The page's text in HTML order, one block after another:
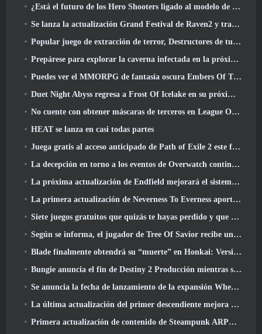
¿Está el futuro de los Hero Shooters ligado al modelo de servicio en vivo F2P??
Se lanza la actualización Grand Festival de Raven2 y trae consigo la nueva clase Warlord
Popular juego de extracción de terror, Destructores de tumbas, Lanzamientos en Occidente
Prepárese para explorar la caverna infectada en la próxima actualización de Eterspire
Puedes ver el MMORPG de fantasía oscura Embers Of The Uncrown de Nexon durante el Steam Next Fest
Duet Night Abyss regresa a Frost Of Icelake en su próxima actualización Steampunk
No cuente con obtener máscaras de terceros en League Of Legends
HEAT se lanza en casi todas partes
Juega gratis al acceso anticipado de Path of Exile 2 este fin de semana
La decepción en torno a los eventos de Overwatch continúa 10 Año Aniversario
La próxima actualización de Endfield mejorará el sistema de fábrica
La primera actualización de Neverness To Everness aporta mucho a la mesa
Siete juegos gratuitos que quizás te hayas perdido y que forman parte del Steam Ocean Fest
Según se informa, el jugador de Tree Of Savior recibe un premio especial por gastar 100.000 dólares en el juego
Blade finalmente obtendrá su “muerte” en Honkai: Versión de riel en estrella 4.3
Bungie anuncia el fin de Destiny 2 Producción mientras se preparan para trabajar en nuevos proyectos
Se anuncia la fecha de lanzamiento de la expansión Where Winds Meet “Imperial Palace”
La última actualización del primer descendiente mejora el ciclo agrícola y actualiza el modo Embestida
Primera actualización de contenido de Steampunk ARPG Crystalfall para abordar las "preocupaciones clave de los jugadores"